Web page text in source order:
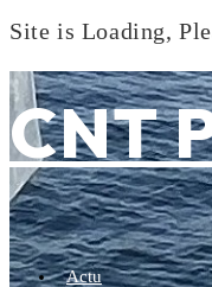
Site is Loading,
to
content
CNT
Actu